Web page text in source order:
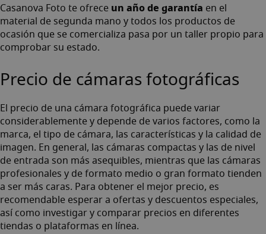
Casanova Foto te ofrece un año de garantía en el
material de segunda mano y todos los productos de
ocasión que se comercializa pasa por un taller propio para
comprobar su estado.
Precio de cámaras fotográficas
El precio de una cámara fotográfica puede variar
considerablemente y depende de varios factores, como la
marca, el tipo de cámara, las características y la calidad de
imagen. En general, las cámaras compactas y las de nivel
de entrada son más asequibles, mientras que las cámaras
profesionales y de formato medio o gran formato tienden
a ser más caras. Para obtener el mejor precio, es
recomendable esperar a ofertas y descuentos especiales,
así como investigar y comparar precios en diferentes
tiendas o plataformas en línea.